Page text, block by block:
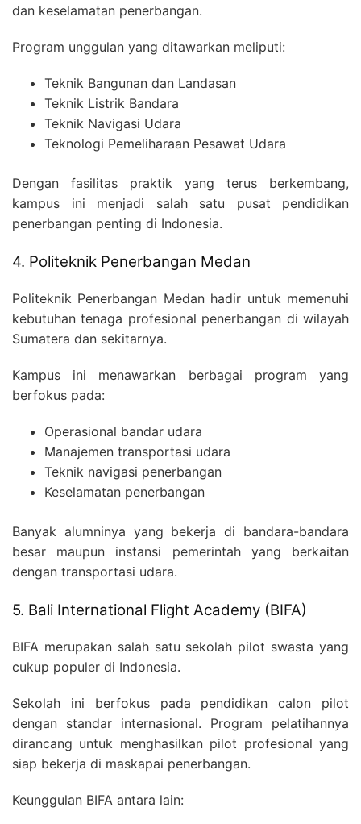
dan keselamatan penerbangan.
Program unggulan yang ditawarkan meliputi:
Teknik Bangunan dan Landasan
Teknik Listrik Bandara
Teknik Navigasi Udara
Teknologi Pemeliharaan Pesawat Udara
Dengan fasilitas praktik yang terus berkembang,
kampus ini menjadi salah satu pusat pendidikan
penerbangan penting di Indonesia.
4. Politeknik Penerbangan Medan
Politeknik Penerbangan Medan hadir untuk memenuhi
kebutuhan tenaga profesional penerbangan di wilayah
Sumatera dan sekitarnya.
Kampus ini menawarkan berbagai program yang
berfokus pada:
Operasional bandar udara
Manajemen transportasi udara
Teknik navigasi penerbangan
Keselamatan penerbangan
Banyak alumninya yang bekerja di bandara-bandara
besar maupun instansi pemerintah yang berkaitan
dengan transportasi udara.
5. Bali International Flight Academy (BIFA)
BIFA merupakan salah satu sekolah pilot swasta yang
cukup populer di Indonesia.
Sekolah ini berfokus pada pendidikan calon pilot
dengan standar internasional. Program pelatihannya
dirancang untuk menghasilkan pilot profesional yang
siap bekerja di maskapai penerbangan.
Keunggulan BIFA antara lain: